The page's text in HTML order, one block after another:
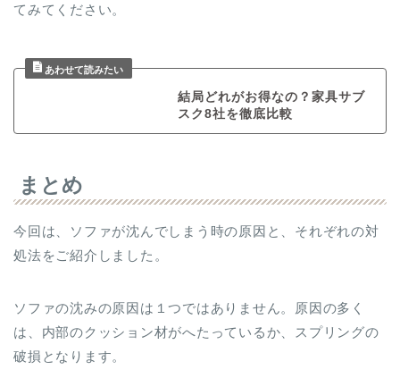
てみてください。
結局どれがお得なの？家具サブ
スク8社を徹底比較
まとめ
今回は、ソファが沈んでしまう時の原因と、それぞれの対
処法をご紹介しました。
ソファの沈みの原因は１つではありません。原因の多く
は、内部のクッション材がへたっているか、スプリングの
破損となります。